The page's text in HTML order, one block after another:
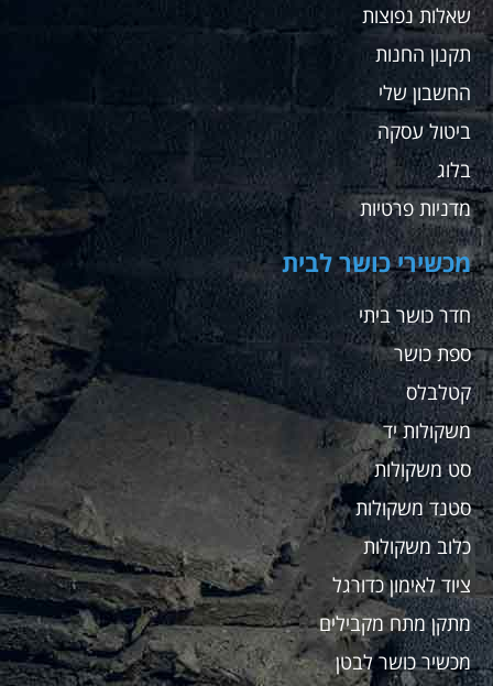
שאלות נפוצות
תקנון החנות
החשבון שלי
ביטול עסקה
בלוג
מדניות פרטיות
מכשירי כושר לבית
חדר כושר ביתי
ספת כושר
קטלבלס
משקולות יד
סט משקולות
סטנד משקולות
כלוב משקולות
ציוד לאימון כדורגל
מתקן מתח מקבילים
מכשיר כושר לבטן